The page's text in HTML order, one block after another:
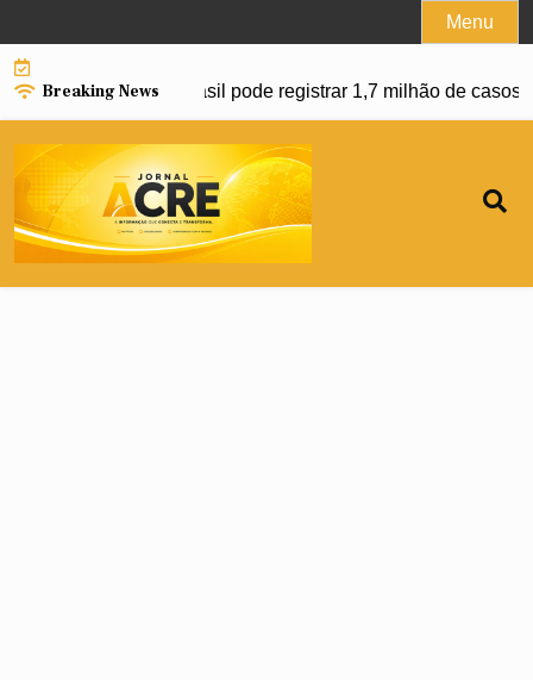
to
content
Menu
Breaking News
da dengue e Brasil pode registrar 1,7 milhão de casos em